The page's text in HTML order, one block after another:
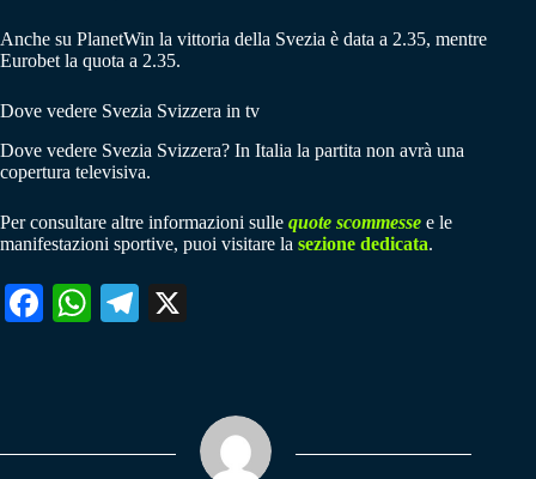
Anche su PlanetWin la vittoria della Svezia è data a 2.35, mentre
Eurobet la quota a 2.35.
Dove vedere Svezia Svizzera in tv
Dove vedere Svezia Svizzera? In Italia la partita non avrà una
copertura televisiva.
Per consultare altre informazioni sulle quote scommesse e le
manifestazioni sportive, puoi visitare la sezione dedicata.
Fa W
pp
Te
m